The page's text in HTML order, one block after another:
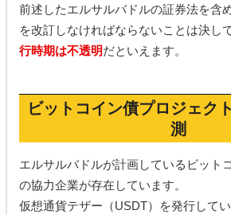
前述したエルサルバドルの証券法を含
を改訂しなければならないことは決し
行時期は不透明だといえます。
ビットコイン債プロジェク
測
エルサルバドルが計画しているビット
の協力企業が存在しています。
仮想通貨テザー（USDT）を発行して